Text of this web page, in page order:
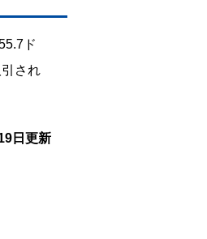
ド
され
日更新